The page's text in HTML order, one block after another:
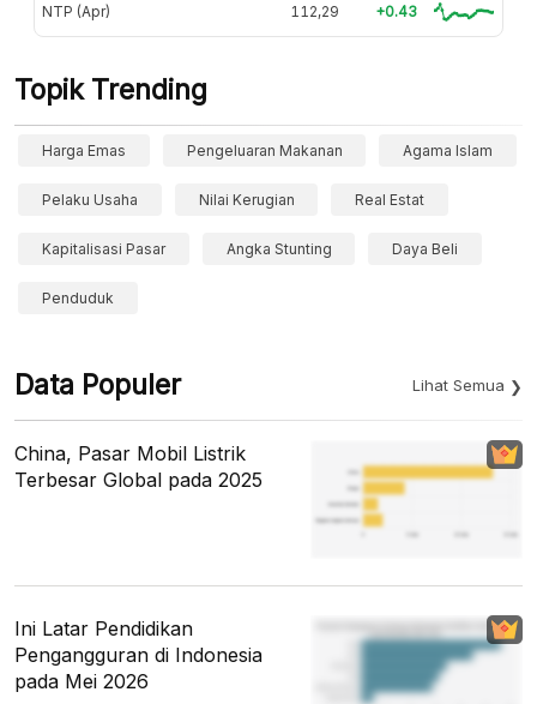
NTP (Apr) 112,29 +0.43
Topik Trending
Harga Emas Pengeluaran Makanan Agama Islam
Pelaku Usaha Nilai Kerugian Real Estat
Kapitalisasi Pasar Angka Stunting Daya Beli
Penduduk
Data Populer Lihat Semua
China, Pasar Mobil Listrik
Terbesar Global pada 2025
Ini Latar Pendidikan
Pengangguran di Indonesia
pada Mei 2026